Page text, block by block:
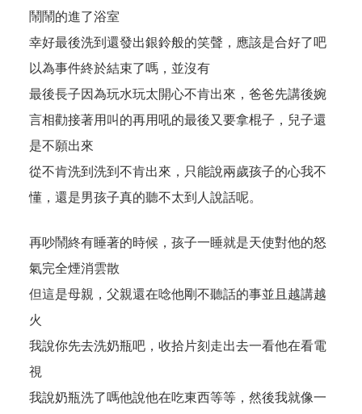
鬧鬧的進了浴室
幸好最後洗到還發出銀鈴般的笑聲，應該是合好了吧
以為事件終於結束了嗎，並沒有
最後長子因為玩水玩太開心不肯出來，爸爸先講後婉
言相勸接著用叫的再用吼的最後又要拿棍子，兒子還
是不願出來
從不肯洗到洗到不肯出來，只能說兩歲孩子的心我不
懂，還是男孩子真的聽不太到人說話呢。
再吵鬧終有睡著的時候，孩子一睡就是天使對他的怒
氣完全煙消雲散
但這是母親，父親還在唸他剛不聽話的事並且越講越
火
我說你先去洗奶瓶吧，收拾片刻走出去一看他在看電
視
我說奶瓶洗了嗎他說他在吃東西等等，然後我就像一